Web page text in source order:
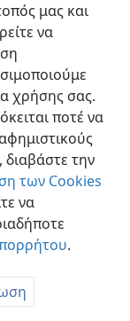
μας και
να
χρήσης σας.
ποτέ να
την
των Cookies
να
.
of Pennsylvania
Απορρήτου